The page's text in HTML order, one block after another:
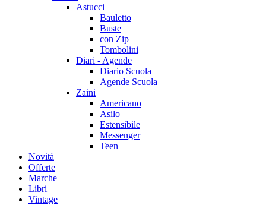
Astucci
Bauletto
Buste
con Zip
Tombolini
Diari - Agende
Diario Scuola
Agende Scuola
Zaini
Americano
Asilo
Estensibile
Messenger
Teen
Novità
Offerte
Marche
Libri
Vintage